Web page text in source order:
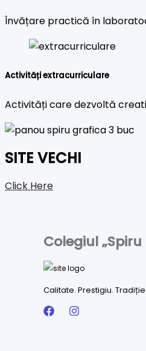
Învățare practică în
Activități extracurriculare
Activități care dezvoltă
SITE VECHI
Click Here
Colegiul
Calitate. Prestigiu.